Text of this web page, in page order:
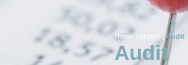
Home | Služby |Audit
Audit